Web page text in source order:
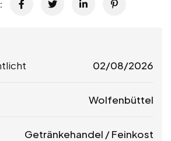
02/08/2026
Wolfenbüttel
Getränkehandel / Feinkost